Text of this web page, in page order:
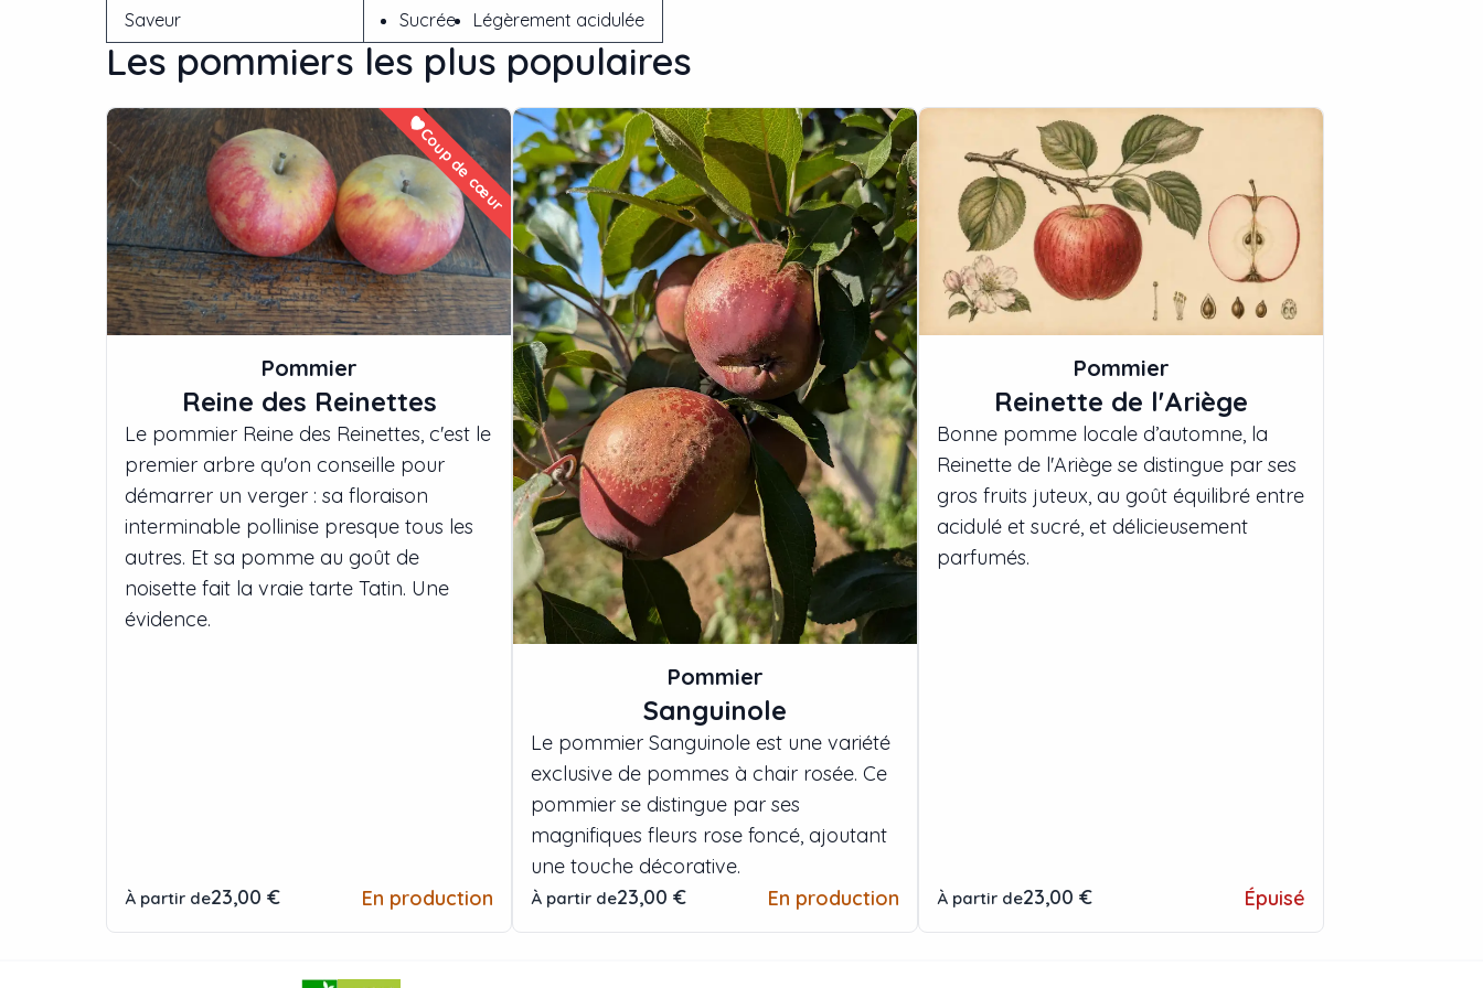
Saveur Sucrée Légèrement acidulée
Les pommiers les plus populaires
Coup de cœur
Pommier
Reine des Reinettes
Le pommier Reine des Reinettes, c'est le
premier arbre qu'on conseille pour
démarrer un verger : sa floraison
interminable pollinise presque tous les
autres. Et sa pomme au goût de
noisette fait la vraie tarte Tatin. Une
évidence.
À partir de23,00 € En production
Pommier
Sanguinole
Le pommier Sanguinole est une variété
exclusive de pommes à chair rosée. Ce
pommier se distingue par ses
magnifiques fleurs rose foncé, ajoutant
une touche décorative.
À partir de23,00 € En production
Pommier
Reinette de l'Ariège
Bonne pomme locale d’automne, la
Reinette de l'Ariège se distingue par ses
gros fruits juteux, au goût équilibré entre
acidulé et sucré, et délicieusement
parfumés.
À partir de23,00 € Épuisé